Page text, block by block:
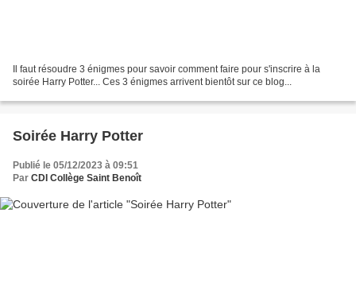
Il faut résoudre 3 énigmes pour savoir comment faire pour s'inscrire à la
soirée Harry Potter... Ces 3 énigmes arrivent bientôt sur ce blog...
Soirée Harry Potter
Publié le 05/12/2023 à 09:51
Par CDI Collège Saint Benoît